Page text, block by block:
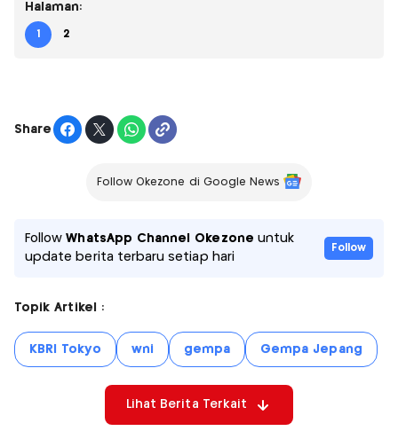
Halaman:
1 2
Share
Follow Okezone di Google News
FollowWhatsApp Channel Okezone untuk
update berita terbaru setiap hari
Follow
Topik Artikel :
KBRI Tokyo wni gempa Gempa Jepang
Lihat Berita Terkait